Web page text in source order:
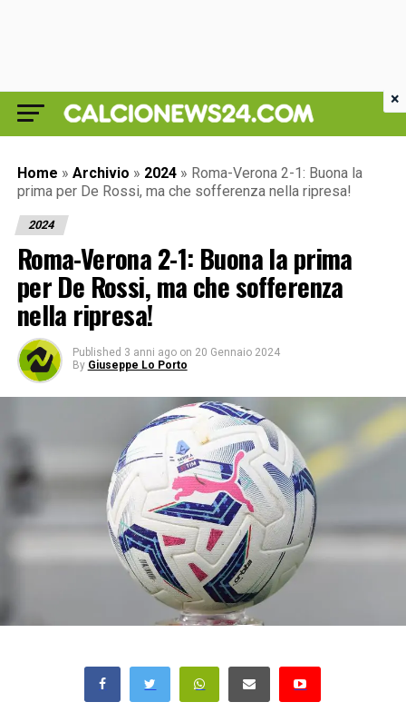
Home » Archivio » 2024 » Roma-Verona 2-1: Buona la
prima per De Rossi, ma che sofferenza nella ripresa!
2024
Roma-Verona 2-1: Buona la prima
per De Rossi, ma che sofferenza
nella ripresa!
Published 3 anni ago on 20 Gennaio 2024
By Giuseppe Lo Porto
×